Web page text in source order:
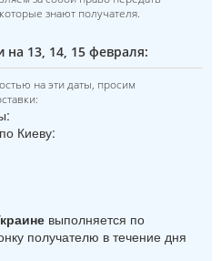
знают получателя.
на 13, 14, 15 февраля:
на эти даты, просим
Киеву:
выполняется по
получателю в течение дня